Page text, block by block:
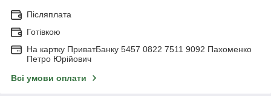
Післяплата
Готівкою
На картку ПриватБанку 5457 0822 7511 9092 Пахоменко
Петро Юрійович
Всі умови оплати